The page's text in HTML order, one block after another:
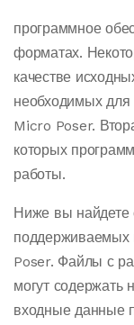
программное
форматах.
качестве
необходимых для
Micro Poser.
которых
работы.
Ниже вы найдете
поддерживаемых
Poser. Файлы с
могут содержать
входные данные